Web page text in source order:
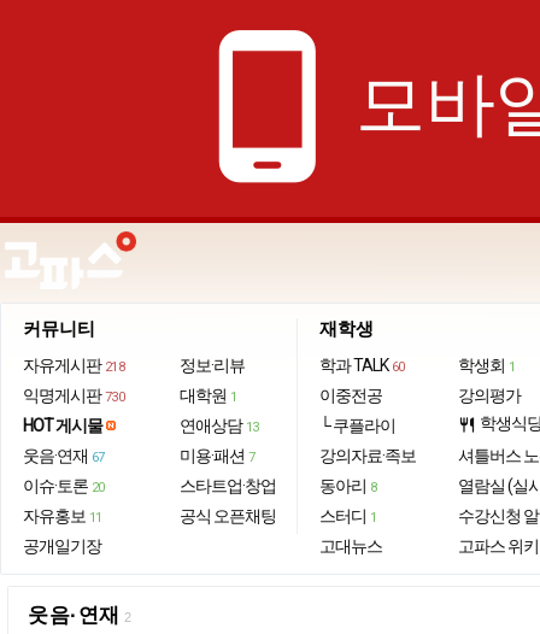
phone_android 모바
커뮤니티
자유게시판 218
익명게시판 730
HOT 게시물
웃음·연재 67
이슈·토론 20
자유홍보 11
공개일기장
정보·리뷰
대학원 1
연애상담 13
미용·패션 7
스타트업·창업
공식 오픈채팅
재학생
학과 TALK 60
이중전공
└ 쿠플라이
강의자료·족보
동아리 8
스터디 1
고대뉴스
학생회 1
강의평가
restaurant 학생식
셔틀버스
열람실 (실
수강신청
고파스 위키
웃음·연재 2